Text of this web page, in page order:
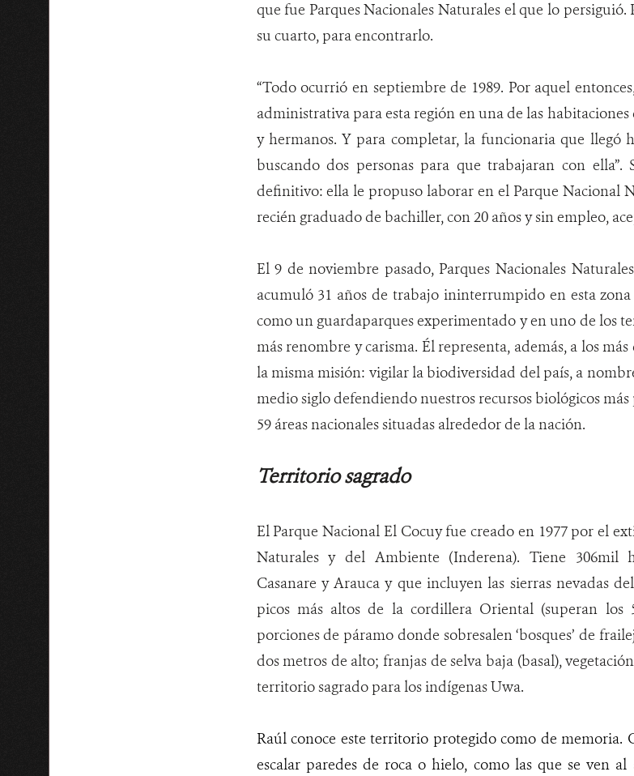
que fue Parques Nacionales Naturales el que lo persiguió.
su cuarto, para encontrarlo.
“Todo ocurrió en septiembre de 1989. Por aquel
administrativa para esta región en una de las
y hermanos. Y para completar, la funcionaria que llegó
buscando dos personas para que trabajaran con
definitivo: ella le propuso laborar en el Parque Nacional
recién graduado de bachiller, con 20 años y sin empleo,
El 9 de noviembre pasado, Parques Nacionales
acumuló 31 años de trabajo ininterrumpido en esta
como un guardaparques experimentado y en uno de los
más renombre y carisma. Él representa, además, a los
la misma misión: vigilar la biodiversidad del país, a
medio siglo defendiendo nuestros recursos biológicos
59 áreas nacionales situadas alrededor de la nación.
Territorio sagrado
El Parque Nacional El Cocuy fue creado en 1977 por el
Naturales y del Ambiente (Inderena). Tiene 306mil
Casanare y Arauca y que incluyen las sierras nevadas
picos más altos de la cordillera Oriental (superan
porciones de páramo donde sobresalen ‘bosques’ de
dos metros de alto; franjas de selva baja (basal),
territorio sagrado para los indígenas Uwa.
Raúl conoce este territorio protegido como de memoria.
escalar paredes de roca o hielo, como las que se ven